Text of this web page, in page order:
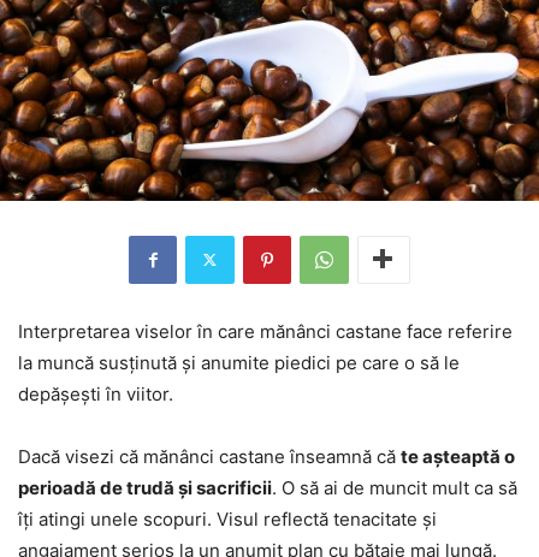
Interpretarea viselor în care mănânci castane face referire
la muncă susținută și anumite piedici pe care o să le
depășești în viitor.
Dacă visezi că mănânci castane înseamnă că te așteaptă o
perioadă de trudă și sacrificii. O să ai de muncit mult ca să
îți atingi unele scopuri. Visul reflectă tenacitate și
angajament serios la un anumit plan cu bătaie mai lungă.